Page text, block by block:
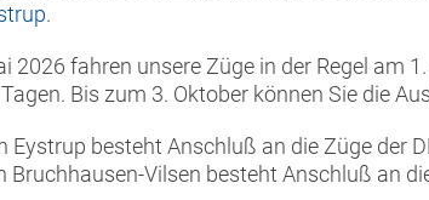
.
2026 fahren unsere Züge in der Regel am
Bis zum 3. Oktober können Sie die
Eystrup besteht Anschluß an die Züge der
Bruchhausen-Vilsen besteht Anschluß an